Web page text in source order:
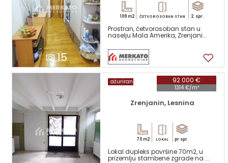
15
109 m2 ČETVOROSOBAN STAN 2. spr.
Prostran, četvorosoban stan u
naselju Mala Amerika, Zrenjani...
92 000 €
1314 €/m²
ažuriran
Zrenjanin, Lesnina
70 m2 LOKAL pr spr.
Lokal dupleks površine 70m2, u
prizemlju stambene zgrade na ...